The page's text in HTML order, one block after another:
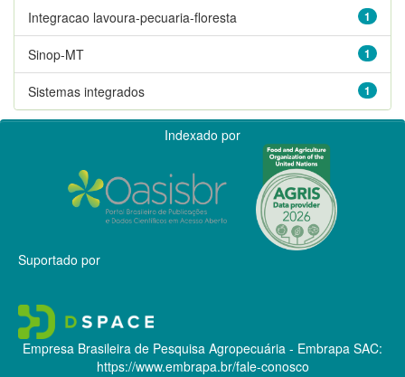
1
Integracao lavoura-pecuaria-floresta
1
Sinop-MT
1
Sistemas integrados
Indexado por
Suportado por
Empresa Brasileira de Pesquisa Agropecuária - Embrapa SAC:
https://www.embrapa.br/fale-conosco